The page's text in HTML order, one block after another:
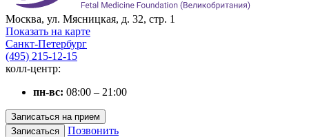
Москва, ул. Мясницкая, д. 32, стр. 1
Показать на карте
Санкт-Петербург
(495) 215-12-15
колл-центр:
пн-вс: 08:00 – 21:00
Записаться на прием
Записаться
Позвонить